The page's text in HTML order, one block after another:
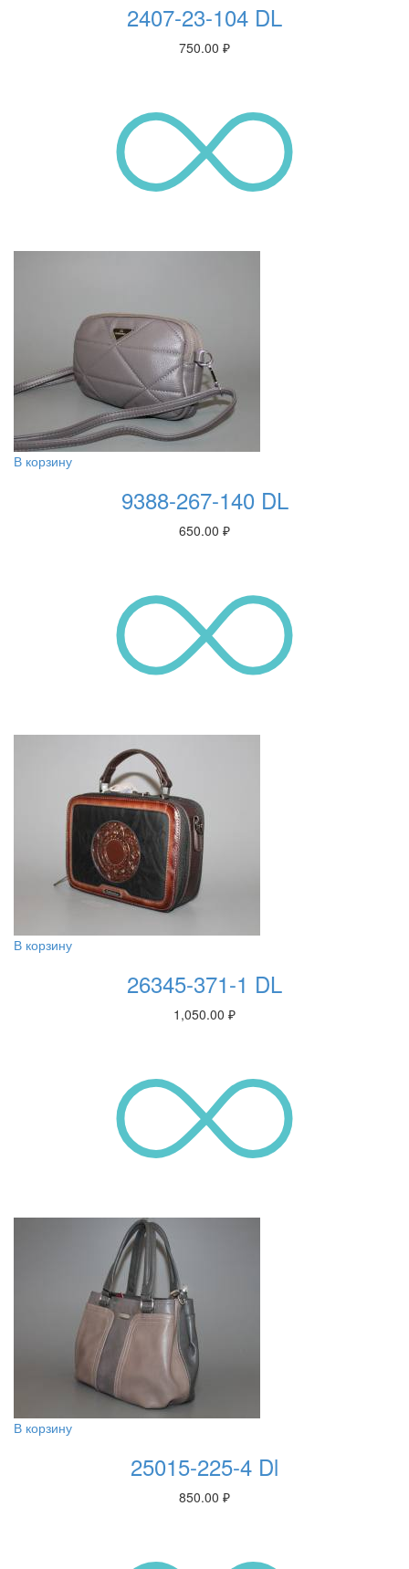
2407-23-104 DL
750.00 ₽
В корзину
9388-267-140 DL
650.00 ₽
В корзину
26345-371-1 DL
1,050.00 ₽
В корзину
25015-225-4 Dl
850.00 ₽